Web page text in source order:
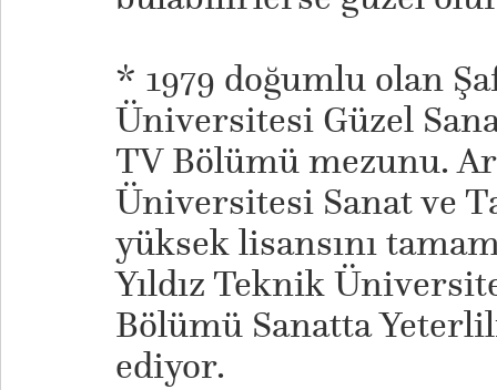
* 1979 doğumlu olan
Üniversitesi Güzel
TV Bölümü mezunu.
Üniversitesi Sanat ve
yüksek lisansını
Yıldız Teknik
Bölümü Sanatta
ediyor.